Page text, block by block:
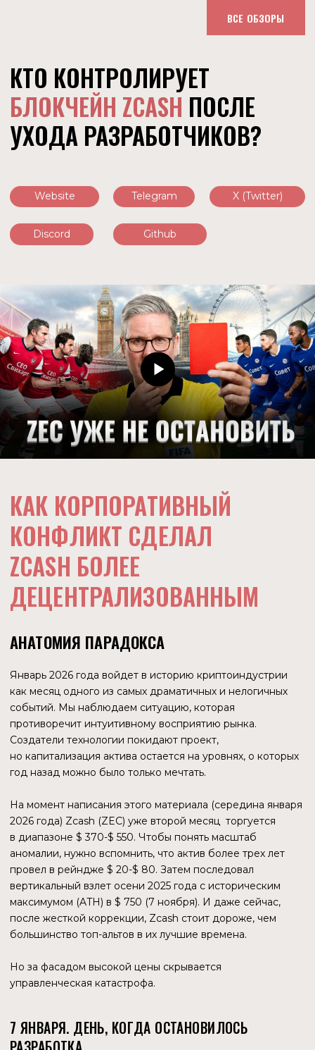
БЛОКЧЕЙН ZCASHПОСЛЕ
УХОДА РАЗРАБОТЧИКОВ?
Telegram
Website X (Twitter)
КАК КОРПОРАТИВНЫЙ
КОНФЛИКТ СДЕЛАЛ
ZCASH БОЛЕЕ
ДЕЦЕНТРАЛИЗОВАННЫМ
Ключ к пониманию текущей устойчивости цены лежит
в хронологии конца 2025 года. Институциональные
инвесторы начали свою большую игру задолго
7 ЯНВАРЯ. ДЕНЬ, КОГДА ОСТАНОВИЛОСЬ
РАЗРАБОТКА
В этот день Джош Свихарт, CEO Electric Coin Company
(ECC) — компании, которая десять лет вела Zcash
«вынужденное увольнение» прозвучала как приговор.
Причиной стал неразрешимый конфликт с Советом
директоров некоммерческой организации Bootstrap,
владеющей ECC.
В мире традиционных финансов уход команды
основателей и разработчиков означает мгновенную
смерть компании. Акции падают в ноль. Но в криптомире
все работает иначе. 8 января рынок отреагировал
паническим проливом цены токена ZEC на 22% (до
~$ 390), но затем падение остановилось.
событий. Мы наблюдаем ситуацию, которая
противоречит интуитивному восприятию рынка.
Создатели технологии покидают проект,
но капитализация актива остается на уровнях, о которых
год назад можно было только мечтать.
На момент написания этого материала (середина января
2026 года) Zcash (ZEC) уже второй месяц торгуется
в диапазоне $ 370-$ 550. Чтобы понять масштаб
аномалии, нужно вспомнить, что актив более трех лет
максимумом (ATH) в $ 750 (7 ноября). И даже сейчас,
Но за фасадом высокой цены скрывается
управленческая катастрофа.
АНАТОМИЯ ПАРАДОКСА